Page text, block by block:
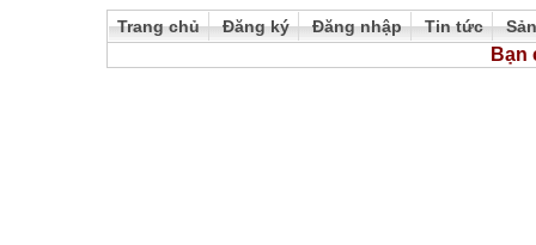
Trang chủ Đăng ký Đăng nhập Tin tức
Bạn